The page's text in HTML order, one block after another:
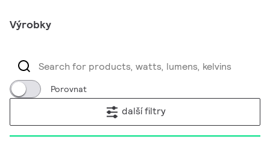
Výrobky
Porovnat
další filtry